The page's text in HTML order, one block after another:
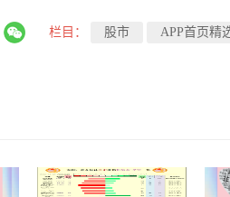
栏目： 股市 APP首页精